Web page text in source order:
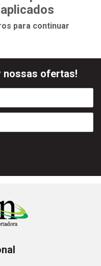
para continuar
nossas ofertas!